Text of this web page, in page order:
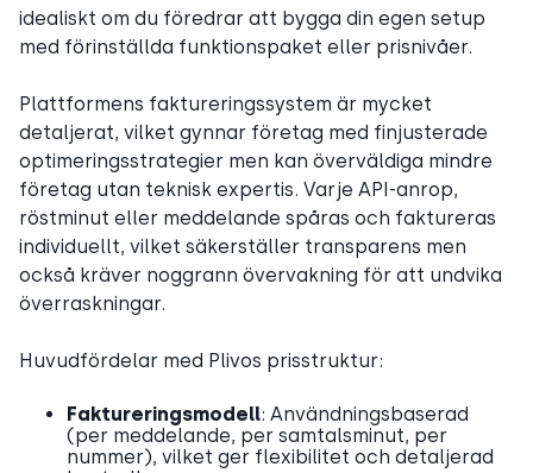
idealiskt om du föredrar att bygga din egen setup
med förinställda funktionspaket eller prisnivåer.
Plattformens faktureringssystem är mycket
detaljerat, vilket gynnar företag med finjusterade
optimeringsstrategier men kan överväldiga mindre
företag utan teknisk expertis. Varje API-anrop,
röstminut eller meddelande spåras och faktureras
individuellt, vilket säkerställer transparens men
också kräver noggrann övervakning för att undvika
överraskningar.
Huvudfördelar med Plivos prisstruktur:
Faktureringsmodell: Användningsbaserad
(per meddelande, per samtalsminut, per
nummer), vilket ger flexibilitet och detaljerad